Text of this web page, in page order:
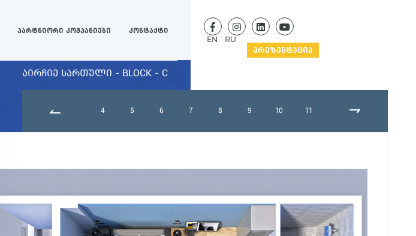
პარტნიორი კომპანიები კონტაქტი
EN
RU
ᲞᲠᲔᲖᲔᲜᲢᲐᲪᲘᲐ
ᲐᲘᲠᲩᲘᲔ ᲡᲐᲠᲗᲣᲚᲘ - BLOCK - C
4 5 6 7 8 9 10 11